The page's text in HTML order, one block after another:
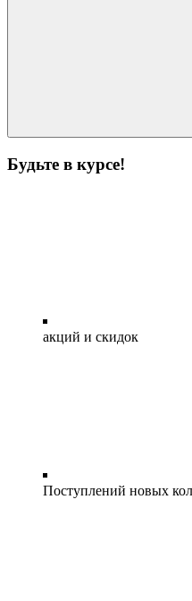
Будьте в курсе!
акций и скидок
Поступлений новых